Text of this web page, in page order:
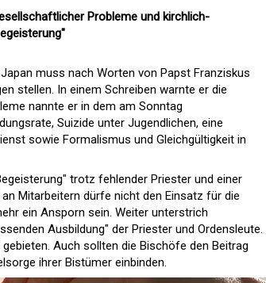
Probleme und kirchlich-
muss nach Worten von Papst Franziskus
stellen. In einem Schreiben warnte er die
nannte er in dem am Sonntag
Suizide unter Jugendlichen, eine
sowie Formalismus und Gleichgültigkeit in
trotz fehlender Priester und einer
Mitarbeitern dürfe nicht den Einsatz für die
ein Ansporn sein. Weiter unterstrich
Ausbildung" der Priester und Ordensleute.
Auch sollten die Bischöfe den Beitrag
ihrer Bistümer einbinden.